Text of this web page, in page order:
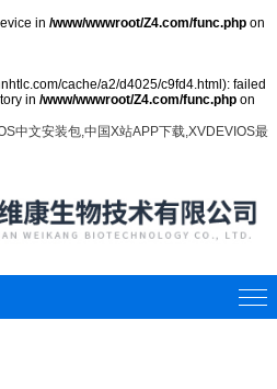
in /www/wwwroot/Z4.com/func.php on
cache/a2/d4025/c9fd4.html): failed
in /www/wwwroot/Z4.com/func.php on
中文安装包,中国X站APP下载,XVDEVIOS最